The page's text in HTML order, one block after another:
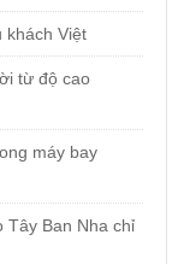
khách Việt
từ độ cao
máy bay
Tây Ban Nha chỉ